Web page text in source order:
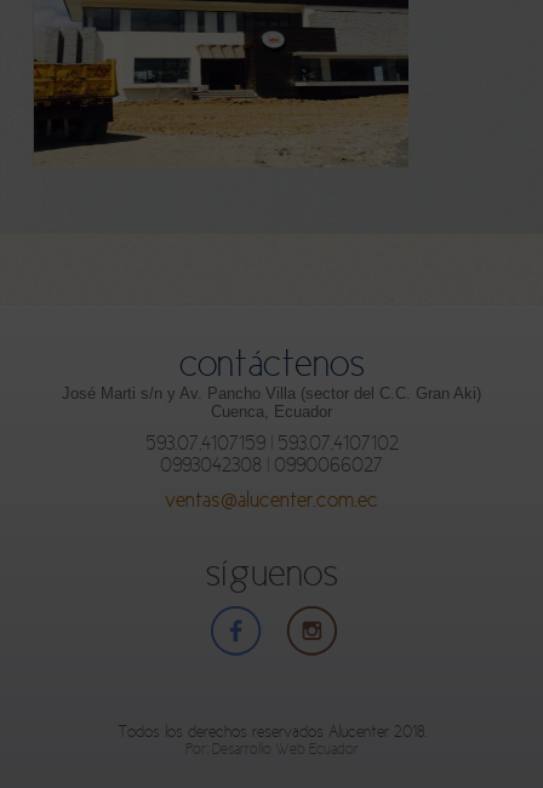
contáctenos
José Marti s/n y Av. Pancho Villa (sector del C.C. Gran Aki)
Cuenca, Ecuador
593.07.4107159 | 593.07.4107102
0993042308 | 0990066027
ventas@alucenter.com.ec
síguenos
Todos los derechos reservados Alucenter 2018.
Por: Desarrollo Web Ecuador